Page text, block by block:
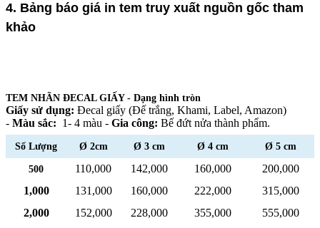
4. Bảng báo giá in tem truy xuất nguồn gốc tham
khảo
TEM NHÃN ĐECAL GIẤY - Dạng hình tròn
Giấy sử dụng: Đecal giấy (Đế trắng, Khami, Label, Amazon)
- Màu sắc: 1- 4 màu - Gia công: Bế đứt nửa thành phẩm.
Số Lượng Ø 2cm Ø 3 cm Ø 4 cm Ø 5 cm
500 110,000 142,000 160,000
200,000
1,000
131,000 160,000 222,000
315,000
2,000
152,000 228,000 355,000
555,000